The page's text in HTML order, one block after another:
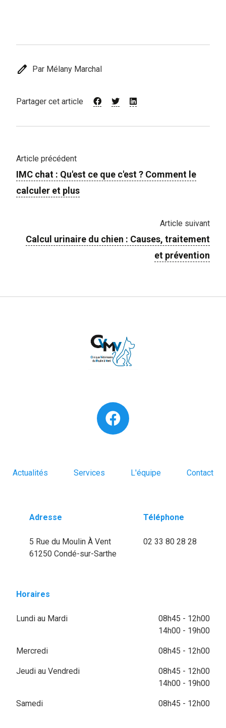
edit Par Mélany Marchal
Partager cet article
Article précédent
IMC chat : Qu'est ce que c'est ? Comment le
calculer et plus
Article suivant
Calcul urinaire du chien : Causes, traitement
et prévention
Actualités Services L'équipe Contact
Adresse
5 Rue du Moulin À Vent
61250 Condé-sur-Sarthe
Téléphone
02 33 80 28 28
Horaires
Lundi au Mardi
08h45 - 12h00
14h00 - 19h00
Mercredi 08h45 - 12h00
Jeudi au Vendredi
08h45 - 12h00
14h00 - 19h00
Samedi 08h45 - 12h00